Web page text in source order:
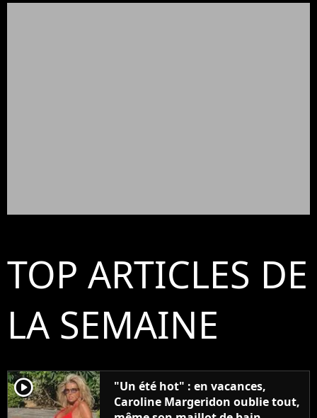
TOP ARTICLES DE
LA SEMAINE
player2
"Un été hot" : en vacances,
Caroline Margeridon oublie tout,